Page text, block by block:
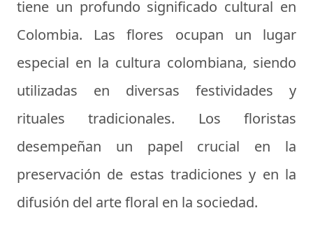
tiene un profundo significado cultural en
Colombia. Las flores ocupan un lugar
especial en la cultura colombiana, siendo
utilizadas en diversas festividades y
rituales tradicionales. Los floristas
desempeñan un papel crucial en la
preservación de estas tradiciones y en la
difusión del arte floral en la sociedad.